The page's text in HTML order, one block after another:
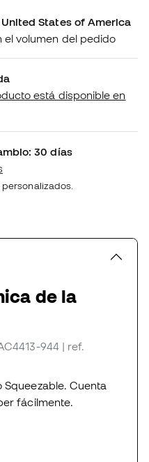
States of America
el volumen del pedido
está disponible en
30 días
de la
944 | ref.
Cuenta
fácilmente.